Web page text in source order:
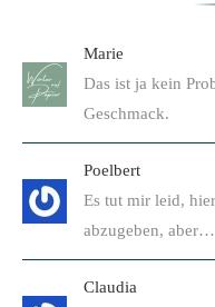
Marie
Das ist ja kein
Geschmack.
Poelbert
Es tut mir leid,
abzugeben, aber…
Claudia